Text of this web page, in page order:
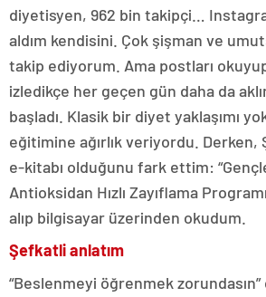
diyetisyen, 962 bin takipçi…
aldım kendisini. Çok şişman ve
takip ediyorum. Ama postları
izledikçe her geçen gün daha da
başladı. Klasik bir diyet yaklaşımı
eğitimine ağırlık veriyordu. Derken,
e-kitabı olduğunu fark ettim:
Antioksidan Hızlı Zayıflama
alıp bilgisayar üzerinden okudum.
Şefkatli anlatım
“Beslenmeyi öğrenmek